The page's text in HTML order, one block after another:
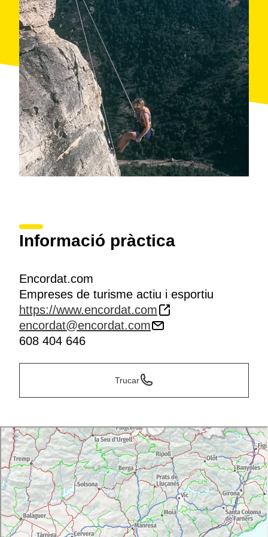
oferint-los la possibilitat d'allotjar-se en establiments
de la zona.
Informació pràctica
Encordat.com
Empreses de turisme actiu i esportiu
https://www.encordat.com
encordat@encordat.com
608 404 646
Trucar